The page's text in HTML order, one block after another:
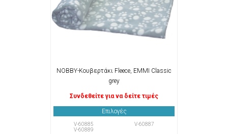
NOBBY-Κουβερτάκι Fleece, EMMI Classic
grey
Συνδεθείτε για να δείτε τιμές
Επιλογές
V-60885
V-60887
V-60889